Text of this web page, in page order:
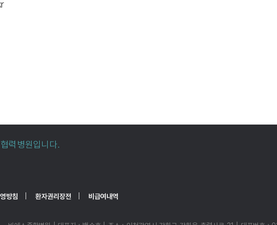
력병원입니다.
방침 환자권리장전 비급여내역